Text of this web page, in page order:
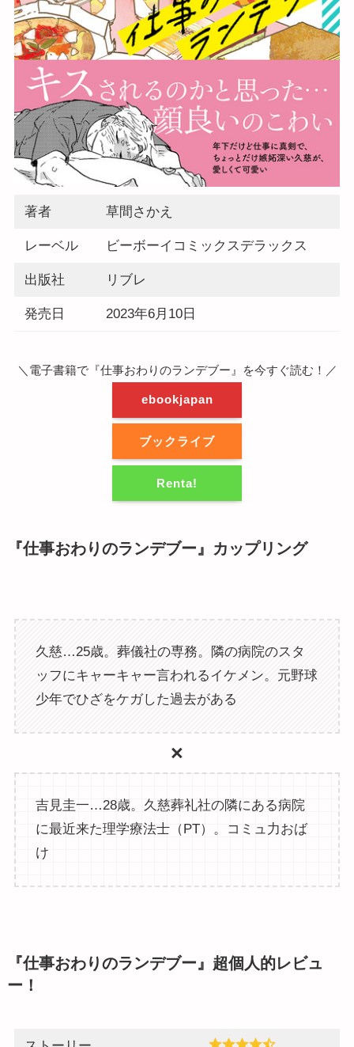
著者 草間さかえ
レーベル ビーボーイコミックスデラックス
出版社 リブレ
発売日 2023年6月10日
＼電子書籍で『仕事おわりのランデブー』を今すぐ読む！／
ebookjapan
ブックライブ
Renta!
『仕事おわりのランデブー』カップリング
久慈…25歳。葬儀社の専務。隣の病院のスタ
ッフにキャーキャー言われるイケメン。元野球
少年でひざをケガした過去がある
×
吉見圭一…28歳。久慈葬礼社の隣にある病院
に最近来た理学療法士（PT）。コミュ力おば
け
『仕事おわりのランデブー』超個人的レビュ
ー！